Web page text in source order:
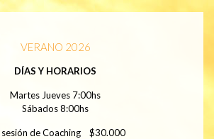
VERANO 2026
DÍAS Y HORARIOS
Martes Jueves 7:00hs
Sábados 8:00hs
sesión de Coaching $30.000